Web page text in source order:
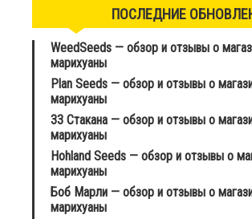
ПОСЛЕДНИЕ
WeedSeeds — обзор и отзывы о
марихуаны
Plan Seeds — обзор и отзывы о
марихуаны
33 Стакана — обзор и отзывы о
марихуаны
Hohland Seeds — обзор и отзывы о
марихуаны
Боб Марли — обзор и отзывы о
марихуаны